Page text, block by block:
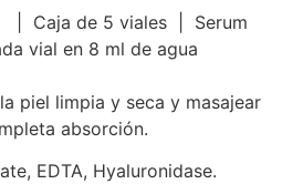
Caja de 5 viales | Serum
vial en 8 ml de agua
piel limpia y seca y masajear
absorción.
EDTA, Hyaluronidase.